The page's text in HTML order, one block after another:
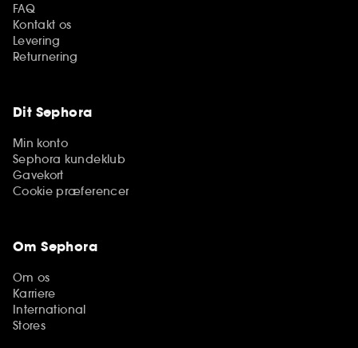
FAQ
Kontakt os
Levering
Returnering
Dit Sephora
Min konto
Sephora kundeklub
Gavekort
Cookie præferencer
Om Sephora
Om os
Karriere
International
Stores